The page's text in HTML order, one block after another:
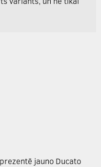
jauno Ducato